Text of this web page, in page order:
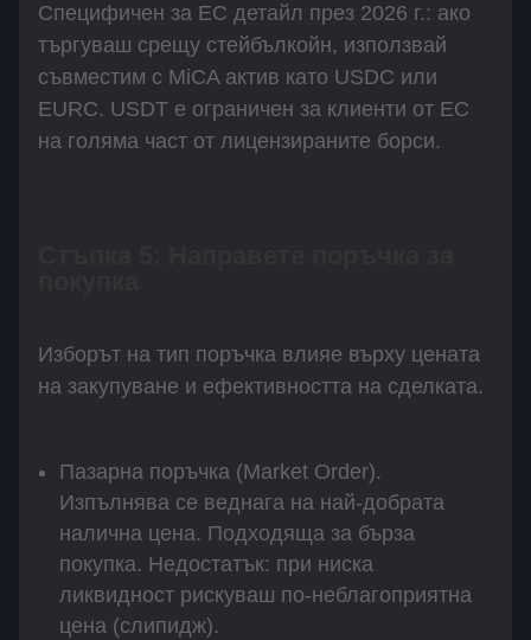
Специфичен за ЕС детайл през 2026 г.: ако
търгуваш срещу стейбълкойн, използвай
съвместим с MiCA актив като USDC или
EURC. USDT е ограничен за клиенти от ЕС
на голяма част от лицензираните борси.
Изборът на тип поръчка влияе върху цената
на закупуване и ефективността на сделката.
Пазарна поръчка (Market Order).
Изпълнява се веднага на най-добрата
налична цена. Подходяща за бърза
покупка. Недостатък: при ниска
ликвидност рискуваш по-неблагоприятна
цена (слипидж).